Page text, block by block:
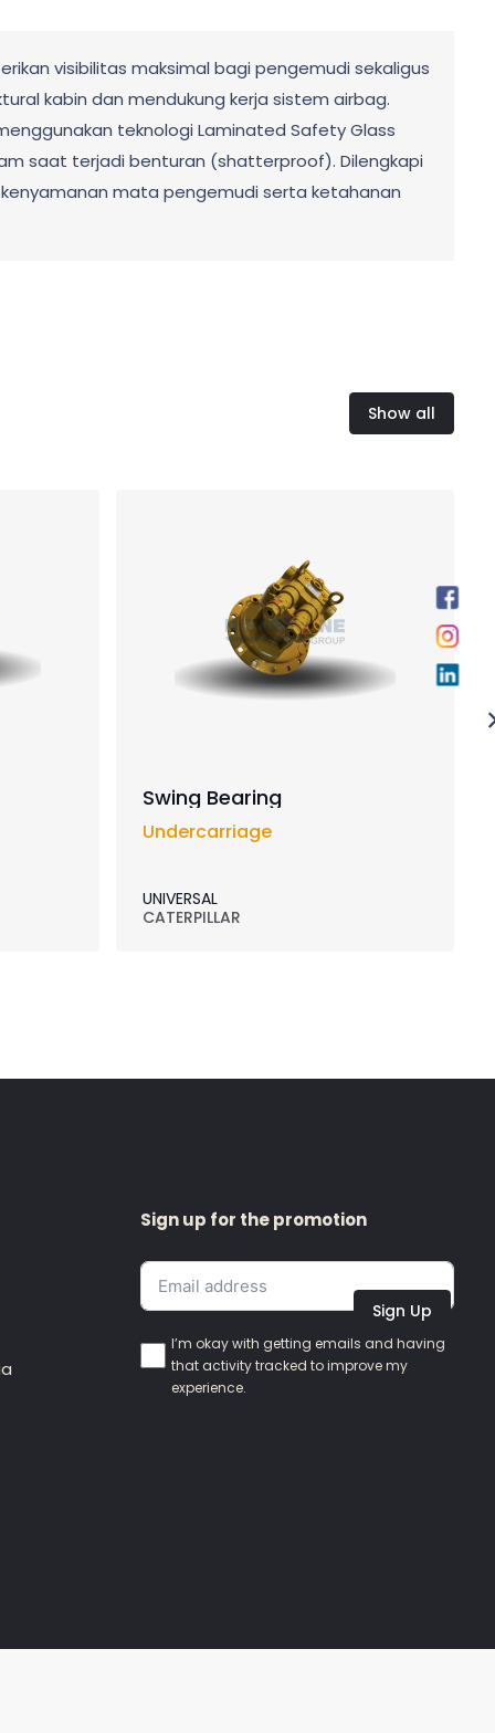
visibilitas maksimal bagi pengemudi sekaligus
kabin dan mendukung kerja sistem airbag.
teknologi Laminated Safety Glass
saat terjadi benturan (shatterproof). Dilengkapi
mata pengemudi serta ketahanan
Show all
Swing Bearing
Undercarriage
UNIVERSAL
CATERPILLAR
Sign up for the promotion
Sign Up
I’m okay with getting emails and having
that activity tracked to improve my
experience.